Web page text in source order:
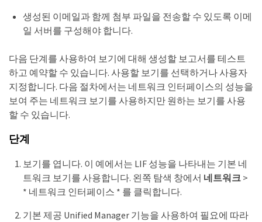
생성된 이메일과 함께 첨부 파일을 전송할 수 있도록 이메
일 서버를 구성해야 합니다.
다음 단계를 사용하여 보기에 대해 생성할 보고서를 테스트
하고 예약할 수 있습니다. 사용할 보기를 선택하거나 사용자
지정합니다. 다음 절차에서는 네트워크 인터페이스의 성능을
보여 주는 네트워크 보기를 사용하지만 원하는 보기를 사용
할 수 있습니다.
단계
보기를 엽니다. 이 예에서는 LIF 성능을 나타내는 기본 네
트워크 보기를 사용합니다. 왼쪽 탐색 창에서 네트워크>
* 네트워크 인터페이스 * 를 클릭합니다.
기본 제공 Unified Manager 기능을 사용하여 필요에 따라